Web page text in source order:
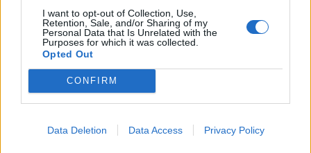
I want to opt-out of Collection, Use,
Retention, Sale, and/or Sharing of my
Personal Data that Is Unrelated with the
Purposes for which it was collected.
Opted Out
CONFIRM
Data Deletion Data Access Privacy Policy
Βενιζέλος» και «Μακεδονία»
ΠΟΛΙΤΙΚΉ ΥΓΕΊΑΣ 04/08/2026 - 18:15